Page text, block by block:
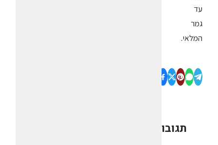
עד
גמר
המלאי.
תגובות